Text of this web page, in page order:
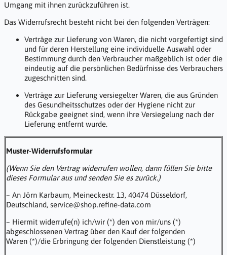
Umgang mit ihnen zurückzuführen ist.
Das Widerrufsrecht besteht nicht bei den folgenden Verträgen:
Verträge zur Lieferung von Waren, die nicht vorgefertigt sind
und für deren Herstellung eine individuelle Auswahl oder
Bestimmung durch den Verbraucher maßgeblich ist oder die
eindeutig auf die persönlichen Bedürfnisse des Verbrauchers
zugeschnitten sind.
Verträge zur Lieferung versiegelter Waren, die aus Gründen
des Gesundheitsschutzes oder der Hygiene nicht zur
Rückgabe geeignet sind, wenn ihre Versiegelung nach der
Lieferung entfernt wurde.
Muster-Widerrufsformular
(Wenn Sie den Vertrag widerrufen wollen, dann füllen Sie bitte
dieses Formular aus und senden Sie es zurück.)
– An Jörn Karbaum, Meineckestr. 13, 40474 Düsseldorf,
Deutschland, service@shop.refine-data.com
– Hiermit widerrufe(n) ich/wir (*) den von mir/uns (*)
abgeschlossenen Vertrag über den Kauf der folgenden
Waren (*)/die Erbringung der folgenden Dienstleistung (*)